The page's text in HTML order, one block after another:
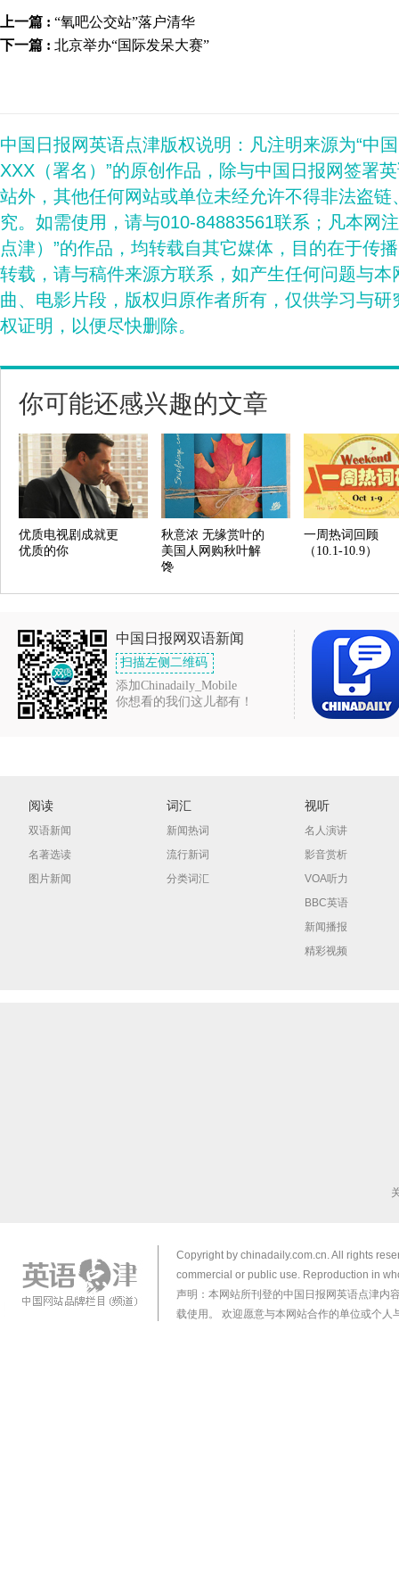
上一篇 : “氧吧公交站”落户清华
下一篇 : 北京举办“国际发呆大赛”
中国日报网英语点津版权说明：凡注明来源为“中
XXX（署名）”的原创作品，除与中国日报网签署
站外，其他任何网站或单位未经允许不得非法盗
究。如需使用，请与010-84883561联系；凡本网
点津）”的作品，均转载自其它媒体，目的在于传
转载，请与稿件来源方联系，如产生任何问题与
曲、电影片段，版权归原作者所有，仅供学习与
权证明，以便尽快删除。
你可能还感兴趣的文章
优质电视剧成就更
优质的你
秋意浓 无缘赏叶的
美国人网购秋叶解
馋
一周热词回顾
（10.1-10.9）
中国日报网双语新闻
扫描左侧二维码
添加Chinadaily_Mobile
你想看的我们这儿都有！
阅读
双语新闻
名著选读
图片新闻
词汇
新闻热词
流行新词
分类词汇
视听
名人演讲
影音赏析
VOA听力
BBC英语
新闻播报
精彩视频
Copyright by chinadaily.com.cn. All rights
commercial or public use. Reproduction in
声明：本网站所刊登的中国日报网英语点津内
载使用。 欢迎愿意与本网站合作的单位或个人